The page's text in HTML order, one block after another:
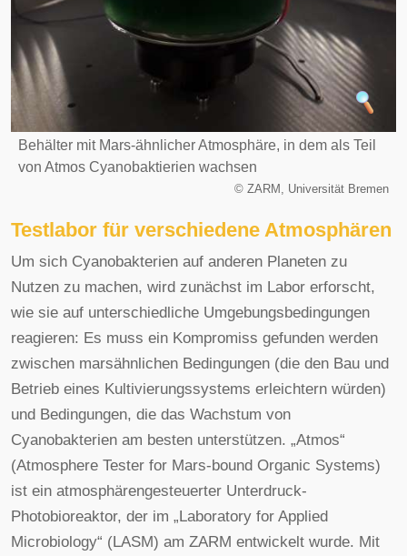
Behälter mit Mars-ähnlicher Atmosphäre, in dem als Teil
von Atmos Cyanobaktierien wachsen
© ZARM, Universität Bremen
Testlabor für verschiedene Atmosphären
Um sich Cyanobakterien auf anderen Planeten zu
Nutzen zu machen, wird zunächst im Labor erforscht,
wie sie auf unterschiedliche Umgebungsbedingungen
reagieren: Es muss ein Kompromiss gefunden werden
zwischen marsähnlichen Bedingungen (die den Bau und
Betrieb eines Kultivierungssystems erleichtern würden)
und Bedingungen, die das Wachstum von
Cyanobakterien am besten unterstützen. „Atmos“
(Atmosphere Tester for Mars-bound Organic Systems)
ist ein atmosphärengesteuerter Unterdruck-
Photobioreaktor, der im „Laboratory for Applied
Microbiology“ (LASM) am ZARM entwickelt wurde. Mit